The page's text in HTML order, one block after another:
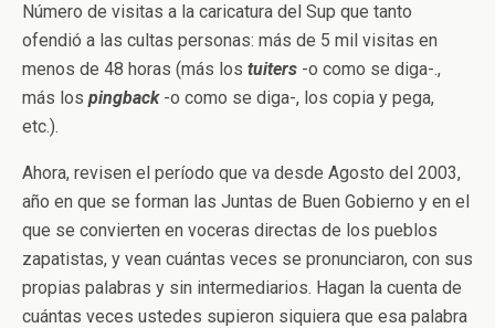
Número de visitas a la caricatura del Sup que tanto
ofendió a las cultas personas: más de 5 mil visitas en
menos de 48 horas (más los tuiters -o como se diga-.,
más los pingback-o como se diga-, los copia y pega,
etc.).
Ahora, revisen el período que va desde Agosto del 2003,
año en que se forman las Juntas de Buen Gobierno y en el
que se convierten en voceras directas de los pueblos
zapatistas, y vean cuántas veces se pronunciaron, con sus
propias palabras y sin intermediarios. Hagan la cuenta de
cuántas veces ustedes supieron siquiera que esa palabra